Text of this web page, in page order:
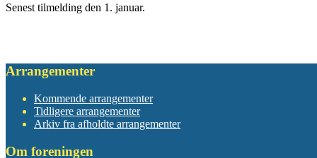
Senest tilmelding den 1. januar.
Arrangementer
Kommende arrangementer
Tidligere arrangementer
Arkiv fra afholdte arrangementer
Om foreningen